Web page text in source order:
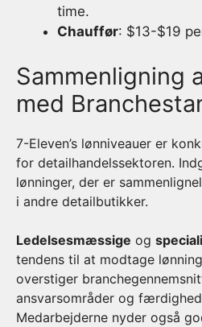
time.
Chauffør: $13-$19
Sammenligning
med
7-Eleven’s lønniveauer er
for detailhandelssektoren.
lønninger, der er
i andre detailbutikker.
Ledelsesmæssige og
tendens til at modtage
overstiger
ansvarsområder og
Medarbejderne nyder også